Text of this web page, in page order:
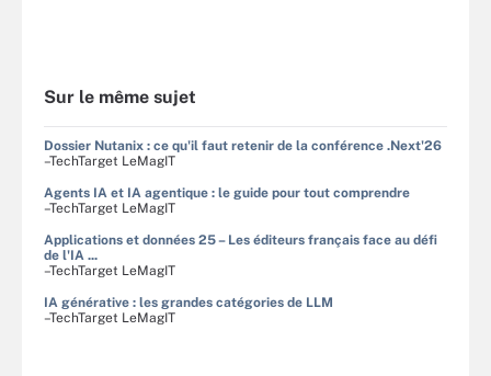
Sur le même sujet
Dossier Nutanix : ce qu'il faut retenir de la conférence .Next'26
–TechTarget LeMagIT
Agents IA et IA agentique : le guide pour tout comprendre
–TechTarget LeMagIT
Applications et données 25 – Les éditeurs français face au défi
de l'IA ...
–TechTarget LeMagIT
IA générative : les grandes catégories de LLM
–TechTarget LeMagIT